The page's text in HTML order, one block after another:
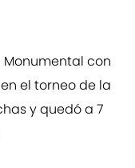
Monumental con
el torneo de la
y quedó a 7